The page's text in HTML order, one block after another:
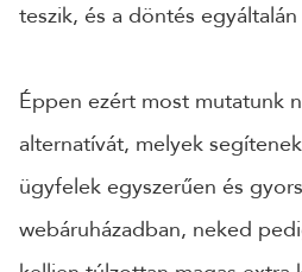
TELEFONSZÁM
ÜZENET
teszik, és a döntés
Éppen ezért most mutatunk
alternatívát, melyek
ügyfelek egyszerűen és
webáruházadban, neked